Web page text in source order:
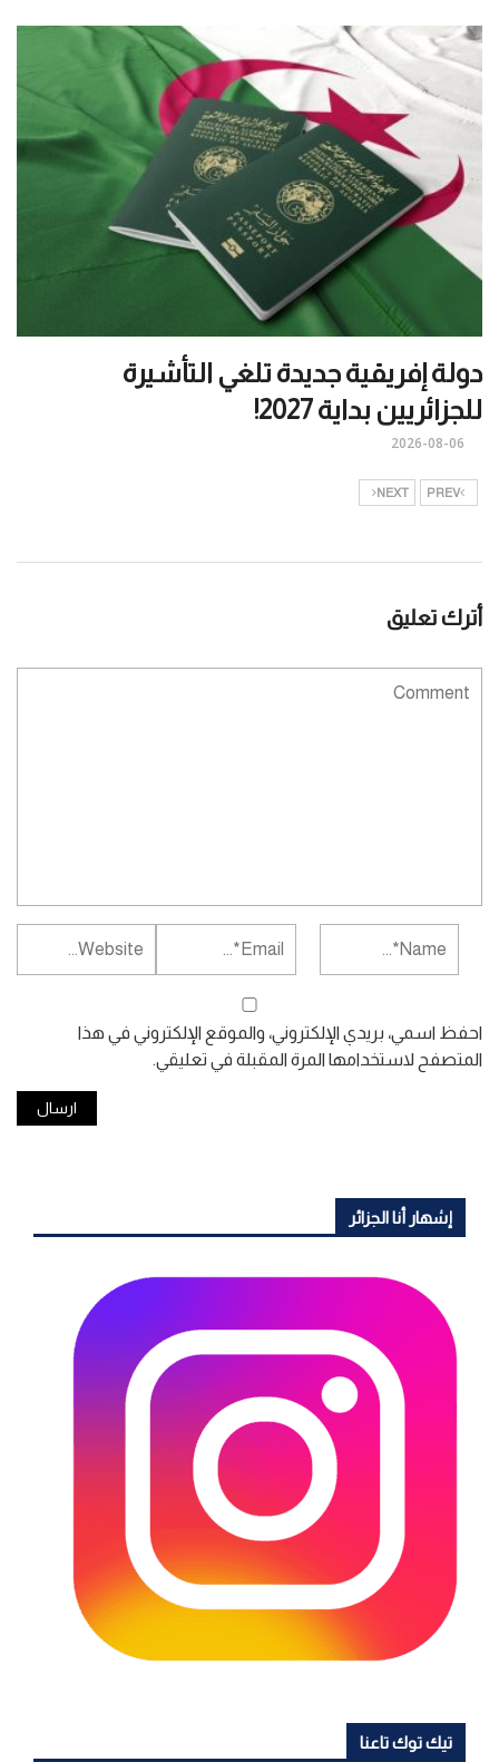
دولة إفريقية جديدة تلغي التأشيرة
للجزائريين بداية 2027!
2026-08-06
PREV
NEXT
أترك تعليق
احفظ اسمي، بريدي الإلكتروني، والموقع الإلكتروني في هذا
المتصفح لاستخدامها المرة المقبلة في تعليقي.
إشهار أنا الجزائر
تيك توك تاعنا